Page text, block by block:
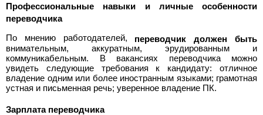
Профессиональные навыки и личные особенности
переводчика
По мнению работодателей, переводчик должен быть
внимательным, аккуратным, эрудированным и
коммуникабельным. В вакансиях переводчика можно
увидеть следующие требования к кандидату: отличное
владение одним или более иностранным языками; грамотная
устная и письменная речь; уверенное владение ПК.
Зарплата переводчика